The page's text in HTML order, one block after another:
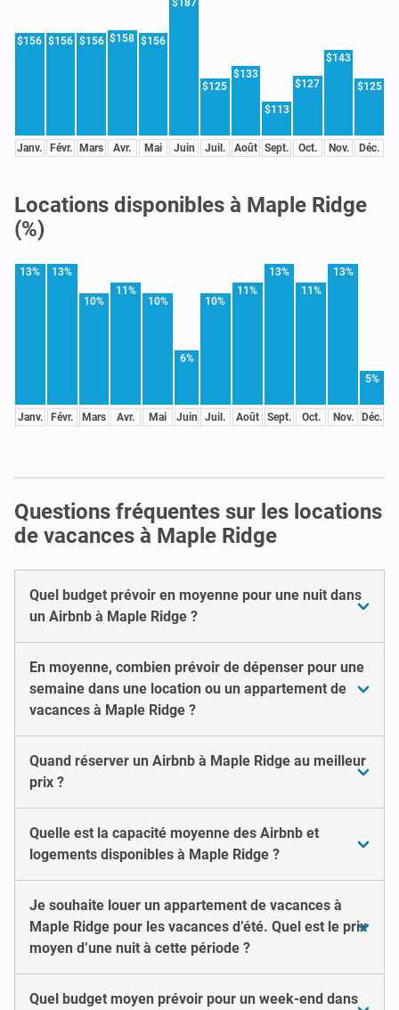
$156
Janv.
$156
Févr.
$156
Mars
$158
Avr.
$156
Mai
$187
Juin
$125
Juil.
$133
Août
$113
Sept.
$127
Oct.
$143
Nov.
$125
Déc.
Locations disponibles à Maple Ridge
(%)
13%
Janv.
13%
Févr.
10%
Mars
11%
Avr.
10%
Mai
6%
Juin
10%
Juil.
11%
Août
13%
Sept.
11%
Oct.
13%
Nov.
5%
Déc.
Questions fréquentes sur les locations
de vacances à Maple Ridge
Quel budget prévoir en moyenne pour une nuit dans
un Airbnb à Maple Ridge ?
En moyenne, combien prévoir de dépenser pour une
semaine dans une location ou un appartement de
vacances à Maple Ridge ?
Quand réserver un Airbnb à Maple Ridge au meilleur
prix ?
Quelle est la capacité moyenne des Airbnb et
logements disponibles à Maple Ridge ?
Je souhaite louer un appartement de vacances à
Maple Ridge pour les vacances d’été. Quel est le prix
moyen d’une nuit à cette période ?
Quel budget moyen prévoir pour un week-end dans